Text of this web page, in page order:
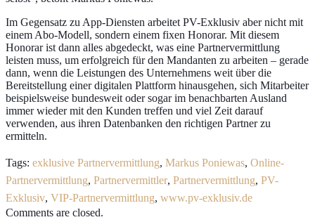
Im Gegensatz zu App-Diensten arbeitet PV-Exklusiv aber nicht mit
einem Abo-Modell, sondern einem fixen Honorar. Mit diesem
Honorar ist dann alles abgedeckt, was eine Partnervermittlung
leisten muss, um erfolgreich für den Mandanten zu arbeiten – gerade
dann, wenn die Leistungen des Unternehmens weit über die
Bereitstellung einer digitalen Plattform hinausgehen, sich Mitarbeiter
beispielsweise bundesweit oder sogar im benachbarten Ausland
immer wieder mit den Kunden treffen und viel Zeit darauf
verwenden, aus ihren Datenbanken den richtigen Partner zu
ermitteln.
Tags: exklusive Partnervermittlung, Markus Poniewas, Online-
Partnervermittlung, Partnervermittler, Partnervermittlung, PV-
Exklusiv, VIP-Partnervermittlung, www.pv-exklusiv.de
Comments are closed.